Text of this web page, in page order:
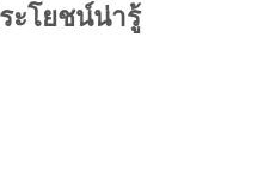
ะโยชน์น่ารู้